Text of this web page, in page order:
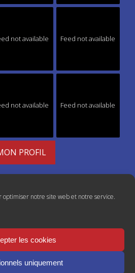
optimiser notre site web et notre service.
les cookies
uniquement
not available Feed not available
not available Feed not available
PROFIL